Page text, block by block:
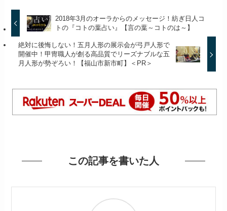
2018年3月のオーラからのメッセージ！紡ぎ日人コ
トの『コトの葉占い』【言の葉～コトのは～】
絶対に後悔しない！五月人形の展示会が弓戸人形で
開催中！甲冑職人が創る高品質でリーズナブルな五
月人形が勢ぞろい！【福山市新市町】＜PR＞
この記事を書いた人